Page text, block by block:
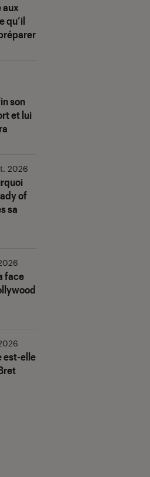
aux
qu’il
son
et lui
of
sa
2026
face
est-elle